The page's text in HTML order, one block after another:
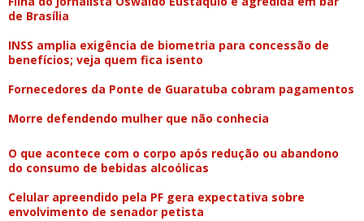
de Brasília
INSS amplia exigência de biometria para concessão de
benefícios; veja quem fica isento
Fornecedores da Ponte de Guaratuba cobram pagamentos
Morre defendendo mulher que não conhecia
O que acontece com o corpo após redução ou abandono
do consumo de bebidas alcoólicas
Celular apreendido pela PF gera expectativa sobre
envolvimento de senador petista